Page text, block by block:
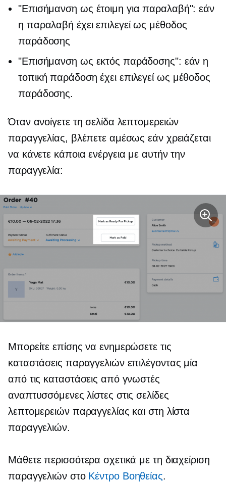
"Επισήμανση ως έτοιμη για παραλαβή": εάν
η παραλαβή έχει επιλεγεί ως μέθοδος
παράδοσης
"Επισήμανση ως εκτός παράδοσης": εάν η
τοπική παράδοση έχει επιλεγεί ως μέθοδος
παράδοσης.
Όταν ανοίγετε τη σελίδα λεπτομερειών
παραγγελίας, βλέπετε αμέσως εάν χρειάζεται
να κάνετε κάποια ενέργεια με αυτήν την
παραγγελία:
Μπορείτε επίσης να ενημερώσετε τις
καταστάσεις παραγγελιών επιλέγοντας μία
από τις καταστάσεις από γνωστές
αναπτυσσόμενες λίστες στις σελίδες
λεπτομερειών παραγγελίας και στη λίστα
παραγγελιών.
Μάθετε περισσότερα σχετικά με τη διαχείριση
παραγγελιών στο Κέντρο Bοηθείας.